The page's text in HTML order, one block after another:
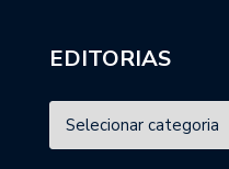
EDITORIAS